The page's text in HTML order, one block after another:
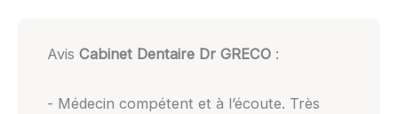
Avis Cabinet Dentaire Dr GRECO:
- Médecin compétent et à l’écoute. Très